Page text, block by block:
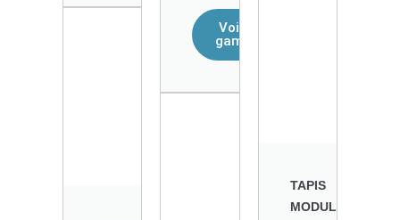
Voir la
gamme
TAPIS
MODULAIRES